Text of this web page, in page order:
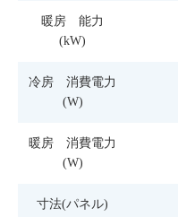
暖房 能力
(kW)
冷房 消費電力
(W)
暖房 消費電力
(W)
寸法(パネル)